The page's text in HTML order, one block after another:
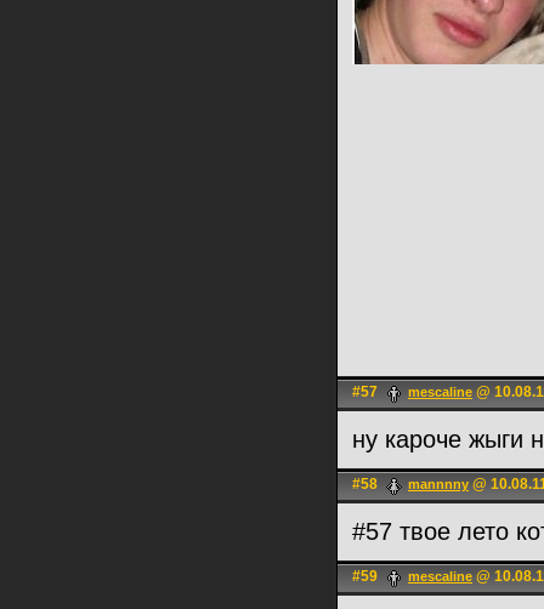
#57 mescaline @
ну кароче жыги
#58 mannnny @
#57 твое лето
#59 mescaline @